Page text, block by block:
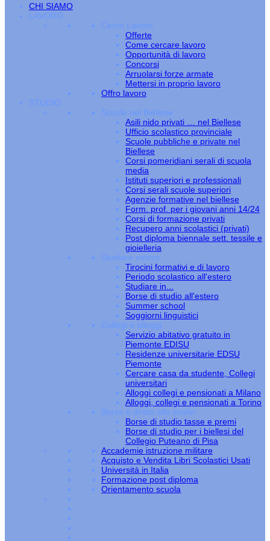
CHI SIAMO
LAVORO
Cerco Lavoro
Offerte
Come cercare lavoro
Opportunità di lavoro
Concorsi
Arruolarsi forze armate
Mettersi in proprio lavoro
Offro lavoro
STUDIO
Scuole nel Biellese
Asili nido privati … nel Biellese
Ufficio scolastico provinciale
Scuole pubbliche e private nel
Biellese
Corsi pomeridiani serali di scuola
media
Istituti superiori e professionali
Corsi serali scuole superiori
Agenzie formative nel biellese
Form. prof. per i giovani anni 14/24
Corsi di formazione privati
Recupero anni scolastici (privati)
Post diploma biennale sett. tessile e
gioielleria
Studiare estero
Tirocini formativi e di lavoro
Periodo scolastico all'estero
Studiare in...
Borse di studio all'estero
Summer school
Soggiorni linguistici
Collegi e alloggi
Servizio abitativo gratuito in
Piemonte EDISU
Residenze universitarie EDSU
Piemonte
Cercare casa da studente, Collegi
universitari
Alloggi collegi e pensionati a Milano
Alloggi, collegi e pensionati a Torino
Borse e diritto allo studio
Borse di studio tasse e premi
Borse di studio per i biellesi del
Collegio Puteano di Pisa
Accademie istruzione militare
Acquisto e Vendita Libri Scolastici Usati
Università in Italia
Formazione post diploma
Orientamento scuola